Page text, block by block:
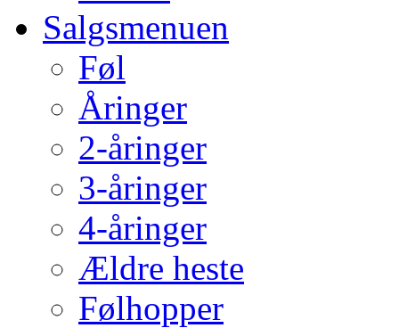
Salgsmenuen
Føl
Åringer
2-åringer
3-åringer
4-åringer
Ældre heste
Følhopper